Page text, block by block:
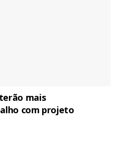
mais
com projeto